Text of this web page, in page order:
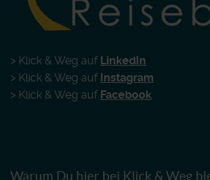
> Klick & Weg auf LinkedIn
> Klick & Weg auf Instagram
> Klick & Weg auf Facebook
Warum Du hier bei Klick & Weg